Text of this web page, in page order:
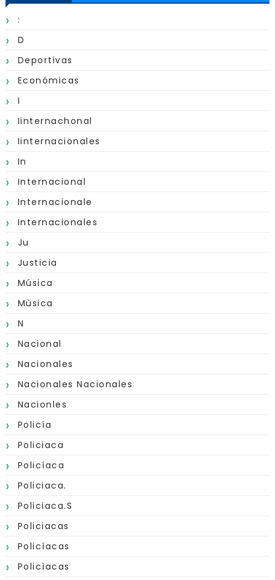
:
D
Deportivas
Económicas
I
Iinternachonal
Iinternacionales
In
Internacional
Internacionale
Internacionales
Ju
Justicia
Música
Mùsica
N
Nacional
Nacionales
Nacionales Nacionales
Nacionles
Policía
Policiaca
Policíaca
Policiaca.
Policiaca.s
Policiacas
Policíacas
Policìacas